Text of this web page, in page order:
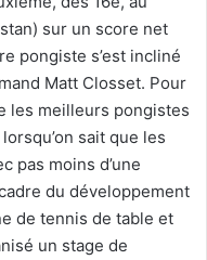
sur un score net
pongiste s’est incliné
Matt Closset. Pour
les meilleurs pongistes
sait que les
pas moins d’une
du développement
de tennis de table et
un stage de